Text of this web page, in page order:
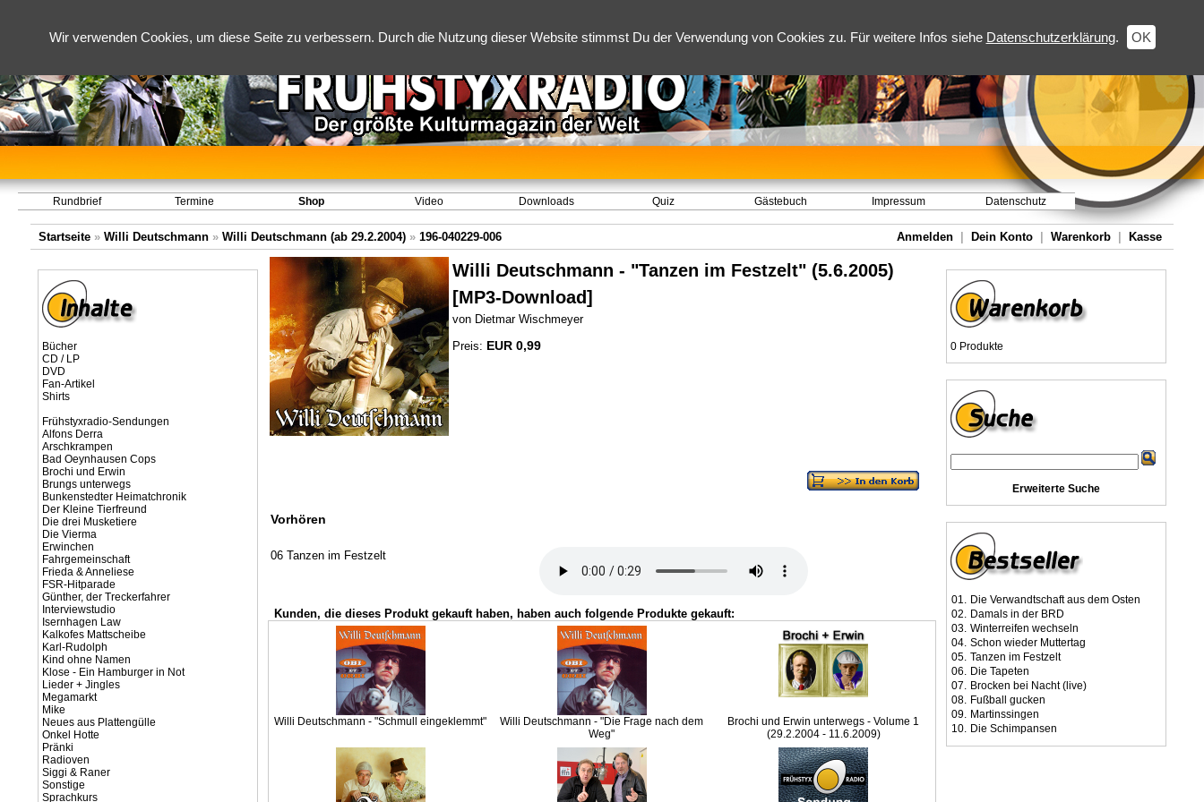
Wir verwenden Cookies, um diese Seite zu verbessern. Durch die Nutzung dieser Website stimmst Du der Verwendung von Cookies zu. Für weitere Infos siehe Datenschutzerklärung. OK
Rundbrief Termine Shop Video Downloads Quiz Gästebuch Impressum Datenschutz
Startseite » Willi Deutschmann » Willi Deutschmann (ab 29.2.2004) » 196-040229-006 Anmelden Dein Konto Warenkorb Kasse
Bücher
CD / LP
DVD
Fan-Artikel
Shirts
Frühstyxradio-Sendungen
Alfons Derra
Arschkrampen
Bad Oeynhausen Cops
Brochi und Erwin
Brungs unterwegs
Bunkenstedter Heimatchronik
Der Kleine Tierfreund
Die drei Musketiere
Die Vierma
Erwinchen
Fahrgemeinschaft
Frieda & Anneliese
FSR-Hitparade
Günther, der Treckerfahrer
Interviewstudio
Isernhagen Law
Kalkofes Mattscheibe
Karl-Rudolph
Kind ohne Namen
Klose - Ein Hamburger in Not
Lieder + Jingles
Megamarkt
Mike
Neues aus Plattengülle
Onkel Hotte
Pränki
Radioven
Siggi & Raner
Sonstige
Sprachkurs
Willi Deutschmann - "Tanzen im Festzelt" (5.6.2005)
[MP3-Download]
von Dietmar Wischmeyer
Preis: EUR 0,99
Vorhören
06 Tanzen im Festzelt
Kunden, die dieses Produkt gekauft haben, haben auch folgende Produkte gekauft:
Willi Deutschmann - "Schmull eingeklemmt"
Willi Deutschmann - "Die Frage nach dem
Weg"
Brochi und Erwin unterwegs - Volume 1
(29.2.2004 - 11.6.2009)
0 Produkte
Erweiterte Suche
01. Die Verwandtschaft aus dem Osten
02. Damals in der BRD
03. Winterreifen wechseln
04. Schon wieder Muttertag
05. Tanzen im Festzelt
06. Die Tapeten
07. Brocken bei Nacht (live)
08. Fußball gucken
09. Martinssingen
10. Die Schimpansen